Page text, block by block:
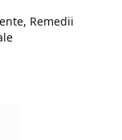
Remedii